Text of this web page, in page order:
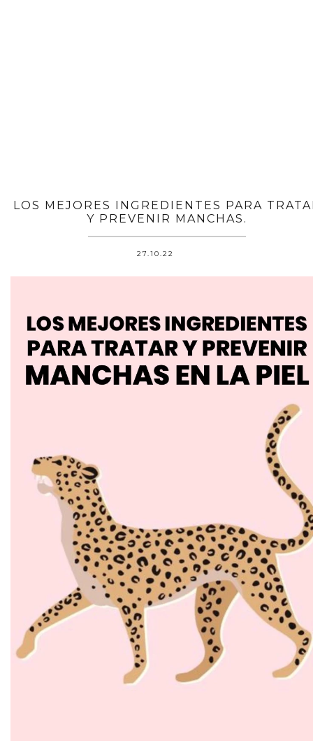
LOS MEJORES INGREDIENTES PARA
Y PREVENIR MANCHAS.
27.10.22